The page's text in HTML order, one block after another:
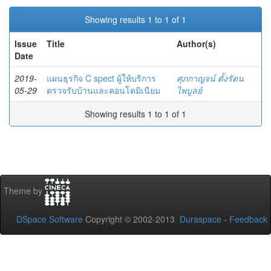
Showing results 1 to 1 of 1
Issue
Date
Title Author(s)
2019-
05-29
แผนธุรกิจ C spect ผู้ให้บริการ
ตรวจรับบ้านและคอนโดมิเนียม
ศุภกาญจน์ ตั้งรัตน
ไพบูลย์
Showing results 1 to 1 of 1
Theme by
DSpace Software Copyright © 2002-2013 Duraspace - Feedback